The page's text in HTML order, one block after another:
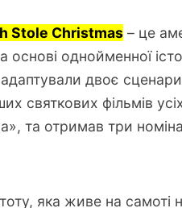
Stole Christmas – це
однойменної
двоє
святкових фільмів
та отримав три
яка живе на самоті